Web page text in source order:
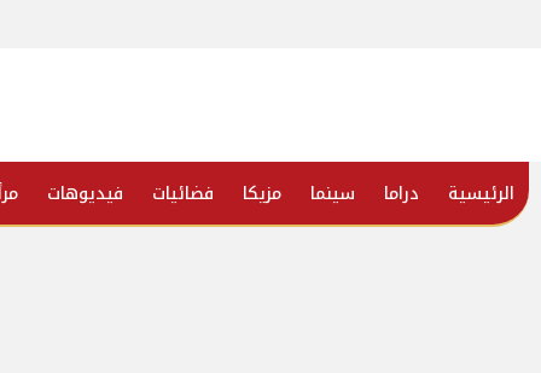
الرئيسية دراما سينما مزيكا فضائيات فيديوهات